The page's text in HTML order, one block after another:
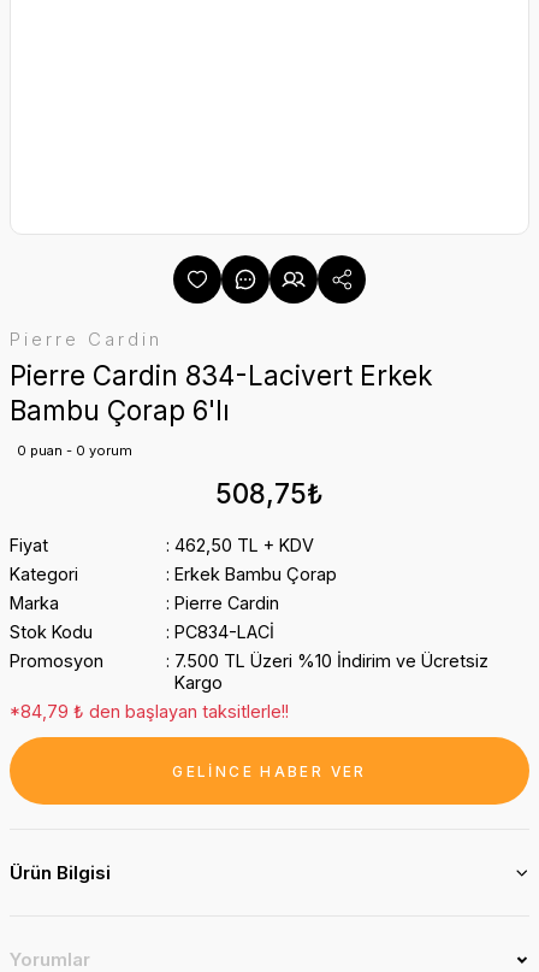
Pierre Cardin
Pierre Cardin 834-Lacivert Erkek
Bambu Çorap 6'lı
0 puan - 0 yorum
508,75₺
Fiyat
462,50 TL + KDV
Kategori
Erkek Bambu Çorap
Marka
Pierre Cardin
Stok Kodu
PC834-LACİ
Promosyon
7.500 TL Üzeri %10 İndirim ve Ücretsiz
Kargo
*84,79 ₺ den başlayan taksitlerle!!
GELİNCE HABER VER
Ürün Bilgisi
Yorumlar